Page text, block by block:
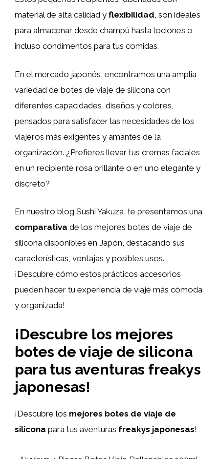
material de alta calidad y flexibilidad, son ideales
para almacenar desde champú hasta lociones o
incluso condimentos para tus comidas.
En el mercado japonés, encontramos una amplia
variedad de botes de viaje de silicona con
diferentes capacidades, diseños y colores,
pensados para satisfacer las necesidades de los
viajeros más exigentes y amantes de la
organización. ¿Prefieres llevar tus cremas faciales
en un recipiente rosa brillante o en uno elegante y
discreto?
En nuestro blog Sushi Yakuza, te presentamos una
comparativa de los mejores botes de viaje de
silicona disponibles en Japón, destacando sus
características, ventajas y posibles usos.
¡Descubre cómo estos prácticos accesorios
pueden hacer tu experiencia de viaje más cómoda
y organizada!
¡Descubre los mejores
botes de viaje de silicona
para tus aventuras freakys
japonesas!
¡Descubre los mejores botes de viaje de
silicona para tus aventuras freakys japonesas!